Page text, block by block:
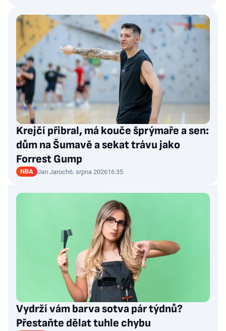
Krejčí přibral, má kouče šprýmaře a sen:
dům na Šumavě a sekat trávu jako
Forrest Gump
NBA Jan Jaroch6. srpna 202616:35
Vydrží vám barva sotva pár týdnů?
Přestaňte dělat tuhle chybu